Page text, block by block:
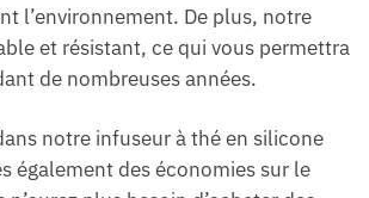
l’environnement. De plus, notre
et résistant, ce qui vous permettra
de nombreuses années.
notre infuseur à thé en silicone
également des économies sur le